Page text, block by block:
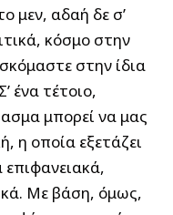
μεν, αδαή δε σ’
κόσμο στην
στην ίδια
ένα τέτοιο,
μπορεί να μας
η οποία εξετάζει
Με βάση, όμως,